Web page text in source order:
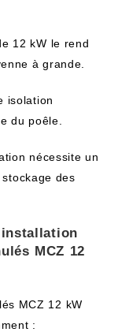
‌12 kW le‌ rend
à grande.
isolation
du poêle.
nécessite un
des
⁢MCZ ⁢12
MCZ 12 kW
: